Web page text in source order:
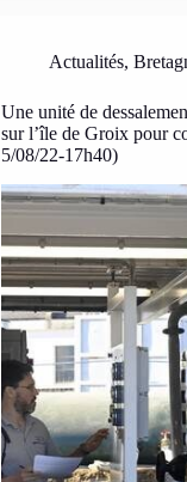
Actualités,
Une unité de
sur l’île de Groix pour
5/08/22-17h40)